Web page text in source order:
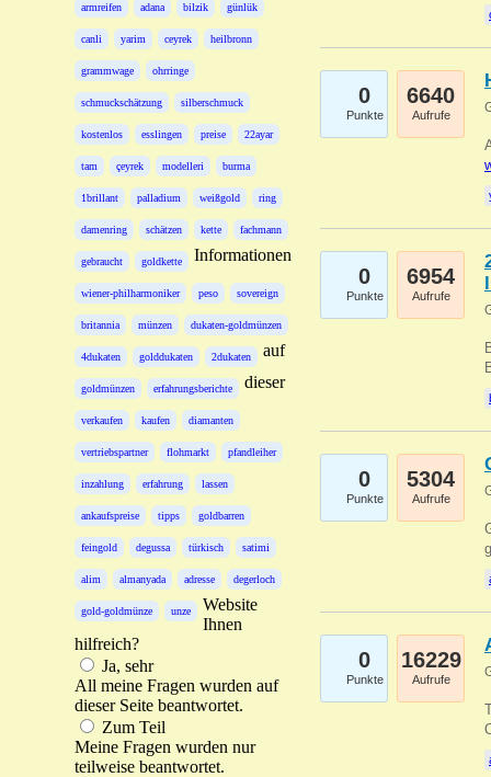
armreifen adana bilzik günlük
canli yarim ceyrek heilbronn
grammwage ohrringe
schmuckschätzung silberschmuck
kostenlos esslingen preise 22ayar
tam çeyrek modelleri burma
1brillant palladium weißgold ring
damenring schätzen kette fachmann
gebraucht goldkette
wiener-philharmoniker peso sovereign
britannia münzen dukaten-goldmünzen
4dukaten golddukaten 2dukaten
goldmünzen erfahrungsberichte
verkaufen kaufen diamanten
vertriebspartner flohmarkt pfandleiher
inzahlung erfahrung lassen
ankaufspreise tipps goldbarren
feingold degussa türkisch satimi
alim almanyada adresse degerloch
gold-goldmünze unze
Informationen
auf
dieser
Website
Ihnen
hilfreich?
Ja, sehr
All meine Fragen wurden auf
dieser Seite beantwortet.
Zum Teil
Meine Fragen wurden nur
teilweise beantwortet.
0
Punkte
6640
Aufrufe
0
Punkte
6954
Aufrufe
0
Punkte
5304
Aufrufe
0
Punkte
16229
Aufrufe